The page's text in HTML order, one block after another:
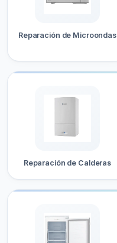
Reparación de Microondas
Reparación de Calderas